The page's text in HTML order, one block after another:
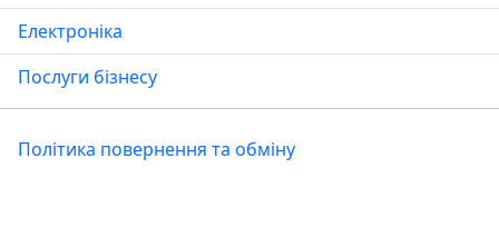
Електроніка
Послуги бізнесу
Політика повернення та обміну